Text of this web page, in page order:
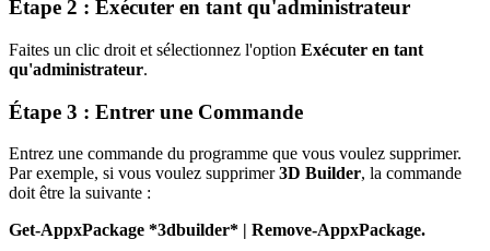
Étape 2 : Exécuter en tant qu'administrateur
Faites un clic droit et sélectionnez l'option Exécuter en tant
qu'administrateur.
Étape 3 : Entrer une Commande
Entrez une commande du programme que vous voulez supprimer.
Par exemple, si vous voulez supprimer3D Builder, la commande
doit être la suivante :
Get-AppxPackage *3dbuilder* | Remove-AppxPackage.